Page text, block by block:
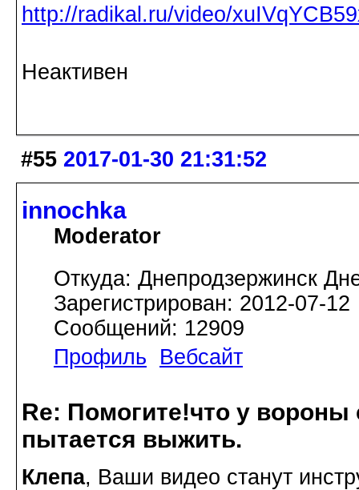
http://radikal.ru/video/
Неактивен
#55 2017-01-30 21:31:52
innochka
Moderator
Откуда: Днепродзержинск
Зарегистрирован: 2012-07-12
Сообщений: 12909
Профиль
Вебсайт
Re: Помогите!что у
пытается выжить.
Клепа, Ваши видео станут